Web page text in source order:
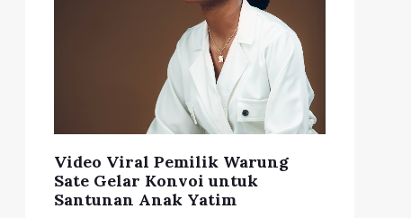
Video Viral Pemilik Warung
Sate Gelar Konvoi untuk
Santunan Anak Yatim